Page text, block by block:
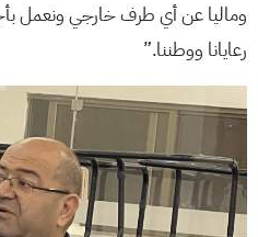
وماليا عن أي طرف خارجي ونعمل
رعايانا ووطننا.”